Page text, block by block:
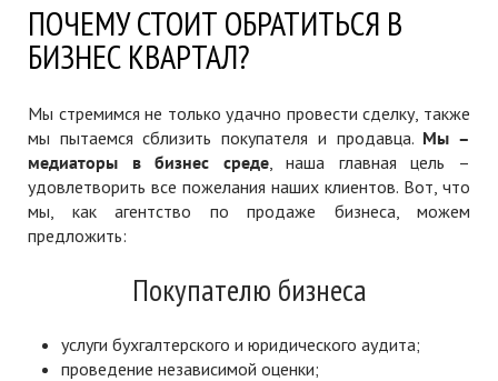
ПОЧЕМУ СТОИТ ОБРАТИТЬСЯ В
БИЗНЕС КВАРТАЛ?
Мы стремимся не только удачно провести сделку, также
мы пытаемся сблизить покупателя и продавца. Мы –
медиаторы в бизнес среде, наша главная цель –
удовлетворить все пожелания наших клиентов. Вот, что
мы, как агентство по продаже бизнеса, можем
предложить:
Покупателю бизнеса
услуги бухгалтерского и юридического аудита;
проведение независимой оценки;